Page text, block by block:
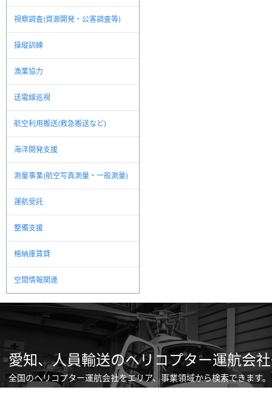
視察調査(資源開発・公害調査等)
操縦訓練
漁業協力
送電線巡視
航空利用搬送(救急搬送など)
海洋開発支援
測量事業(航空写真測量・一般測量)
運航受託
整備支援
格納庫賃貸
空間情報関連
愛知、人員輸送のヘリコプター運航会
全国のヘリコプター運航会社をエリア、事業領域から検索できます。